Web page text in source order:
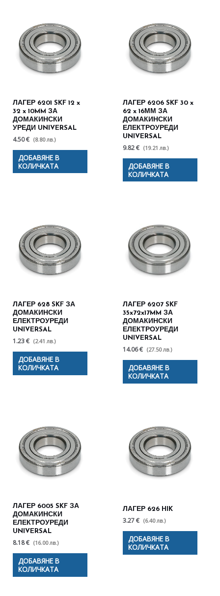
ЛАГЕР 6201 SKF 12 x
32 x 10MM ЗА
ДОМАКИНСКИ
УРЕДИ UNIVERSAL
4.50 € (8.80 лв.)
ДОБАВЯНЕ В
КОЛИЧКАТА
ЛАГЕР 6206 SKF 30 x
62 x 16ММ ЗА
ДОМАКИНСКИ
ЕЛЕКТРОУРЕДИ
UNIVERSAL
9.82 € (19.21 лв.)
ДОБАВЯНЕ В
КОЛИЧКАТА
ЛАГЕР 628 SKF ЗА
ДОМАКИНСКИ
ЕЛЕКТРОУРЕДИ
UNIVERSAL
1.23 € (2.41 лв.)
ДОБАВЯНЕ В
КОЛИЧКАТА
ЛАГЕР 6207 SKF
35x72x17MM ЗА
ДОМАКИНСКИ
ЕЛЕКТРОУРЕДИ
UNIVERSAL
14.06 € (27.50 лв.)
ДОБАВЯНЕ В
КОЛИЧКАТА
ЛАГЕР 6005 SKF ЗА
ДОМАКИНСКИ
ЕЛЕКТРОУРЕДИ
UNIVERSAL
8.18 € (16.00 лв.)
ДОБАВЯНЕ В
КОЛИЧКАТА
ЛАГЕР 626 HIK
3.27 € (6.40 лв.)
ДОБАВЯНЕ В
КОЛИЧКАТА